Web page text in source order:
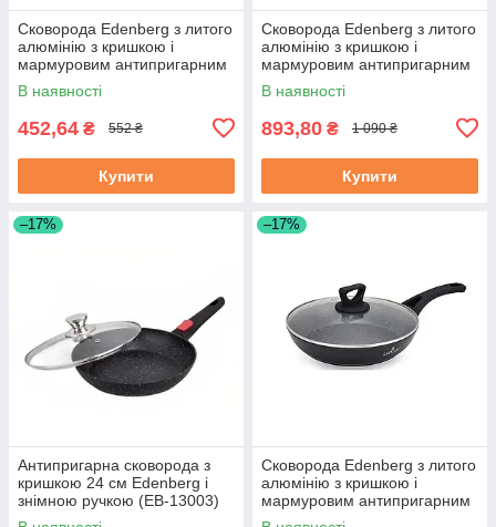
Сковорода Edenberg з литого
алюмінію з кришкою і
мармуровим антипригарним
покриттям 18 см (EB-7451)
В наявності
452,64 ₴ 552 ₴
Купити
Сковорода Edenberg з литого
алюмінію з кришкою і
мармуровим антипригарним
покриттям 28 см (EB-3420)
В наявності
893,80 ₴ 1 090 ₴
Купити
–17%
Антипригарна сковорода з
кришкою 24 см Edenberg і
знімною ручкою (EB-13003)
–17%
Сковорода Edenberg з литого
алюмінію з кришкою і
мармуровим антипригарним
покриттям 22 см (EB-7453)